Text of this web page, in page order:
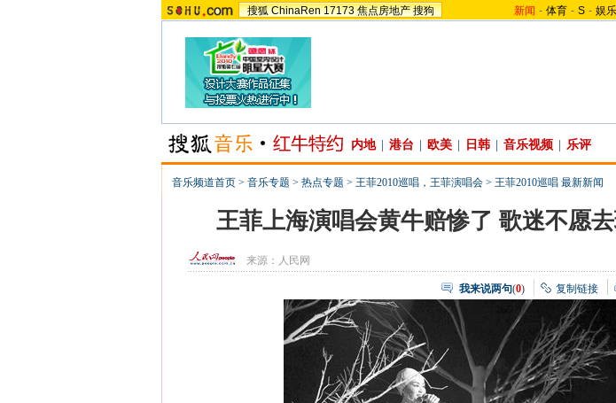
搜狐 ChinaRen 17173 焦点房地产 搜狗 新闻 - 体育 - S - 娱乐
内地 港台 欧美 日韩 音乐视频 乐评
音乐频道首页 > 音乐专题 > 热点专题 > 王菲2010巡唱，王菲演唱会 > 王菲2010巡唱 最新新闻
王菲上海演唱会黄牛赔惨了 歌迷不愿
来源： 人民网
我来说两句(0) 复制链接